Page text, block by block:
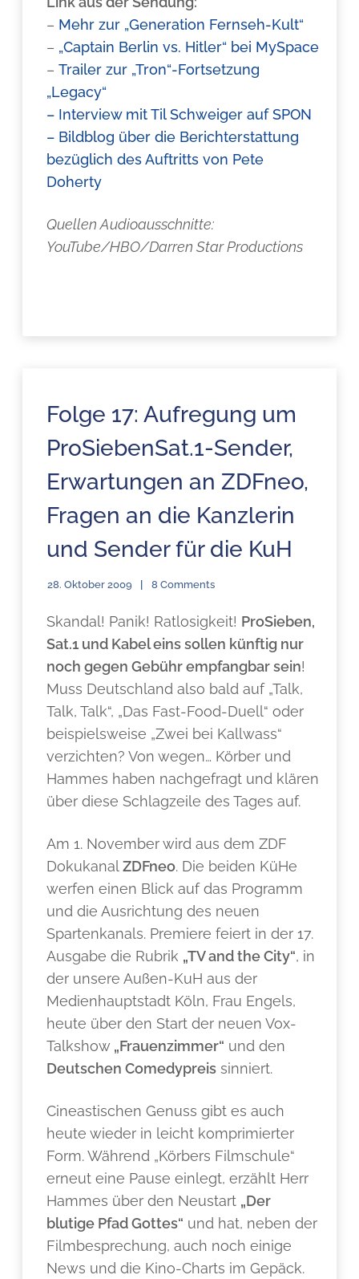
– Mehr zur „Generation Fernseh-Kult“
– „Captain Berlin vs. Hitler“ bei MySpace
–Trailer zur „Tron“-Fortsetzung
„Legacy“
– Interview mit Til Schweiger auf SPON
– Bildblog über die Berichterstattung
bezüglich des Auftritts von Pete
Doherty
Quellen Audioausschnitte:
YouTube/HBO/Darren Star Productions
Folge 17: Aufregung um
ProSiebenSat.1-Sender,
Erwartungen an ZDFneo,
Fragen an die Kanzlerin
und Sender für die KuH
28. Oktober 2009 8 Comments
Skandal! Panik! Ratlosigkeit! ProSieben,
Sat.1 und Kabel eins sollen künftig nur
noch gegen Gebühr empfangbar sein!
Muss Deutschland also bald auf „Talk,
Talk, Talk“, „Das Fast-Food-Duell“ oder
beispielsweise „Zwei bei Kallwass“
verzichten? Von wegen… Körber und
Hammes haben nachgefragt und klären
über diese Schlagzeile des Tages auf.
Am 1. November wird aus dem ZDF
DokukanalZDFneo. Die beiden KüHe
werfen einen Blick auf das Programm
und die Ausrichtung des neuen
Spartenkanals. Premiere feiert in der 17.
Ausgabe die Rubrik „TV and the City“, in
der unsere Außen-KuH aus der
Medienhauptstadt Köln, Frau Engels,
heute über den Start der neuen Vox-
Talkshow „Frauenzimmer“ und den
Deutschen Comedypreis sinniert.
Cineastischen Genuss gibt es auch
heute wieder in leicht komprimierter
Form. Während „Körbers Filmschule“
erneut eine Pause einlegt, erzählt Herr
Hammes über den Neustart „Der
blutige Pfad Gottes“ und hat, neben der
Filmbesprechung, auch noch einige
News und die Kino-Charts im Gepäck.